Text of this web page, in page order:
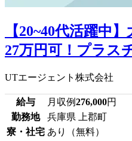
【20~40代活躍中
27万円可！プラス
UTエージェント株式会社
給与 月収例276,000円
勤務地
兵庫県 上郡町
寮・社宅 あり（無料）